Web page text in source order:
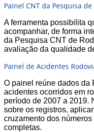
Painel CNT da Pesquisa de
A ferramenta possibilita
acompanhar, de forma
da Pesquisa CNT de
avaliação da qualidade
Painel de Acidentes
O painel reúne dados da
acidentes ocorridos em
período de 2007 a 2019.
sobre os registros,
cruzamento dos
completas.